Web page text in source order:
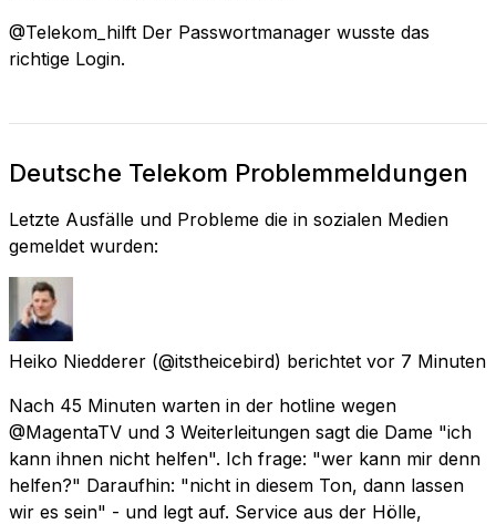
@Telekom_hilft Der Passwortmanager wusste das
richtige Login.
Deutsche Telekom Problemmeldungen
Letzte Ausfälle und Probleme die in sozialen Medien
gemeldet wurden:
Heiko Niedderer (@itstheicebird) berichtet vor 7 Minuten
Nach 45 Minuten warten in der hotline wegen
@MagentaTV und 3 Weiterleitungen sagt die Dame "ich
kann ihnen nicht helfen". Ich frage: "wer kann mir denn
helfen?" Daraufhin: "nicht in diesem Ton, dann lassen
wir es sein" - und legt auf. Service aus der Hölle,